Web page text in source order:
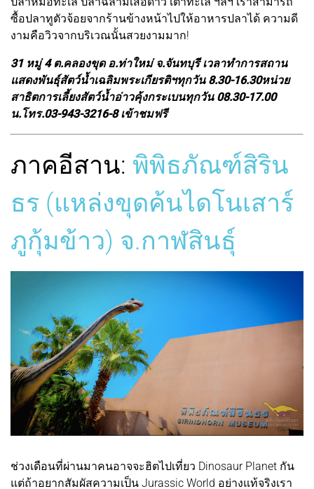
ซื้อปลาทูตัวจ้อยจากร้านข้างหน้าไปให้อาหารปลาได้ ความดี
งามคือวิวจากบริเวณนั้นสวยงามมาก!
31 หมู่ 4 ต.คลองขุด อ.ท่าใหม่ จ.จันทบุรี เวลาทำการสถาน
แสดงพันธุ์สัตว์น้ำเฉลิมพระเกียรติฯทุกวัน 8.30-16.30หน่วย
สาธิตการเลี้ยงสัตว์น้ำอ่าวคุ้งกระเบนทุกวัน 08.30-17.00
น.โทร.03-943-3216-8 เข้าชมฟรี
ภาคอีสาน: พิพิธภัณฑ์สิริน
ธร (แหล่งขุดค้นไดโนเสาร์
ภูกุ้มข้าว) จ.กาฬสินธุ์
ช่วงเดือนที่ผ่านมาคนอาจจะฮิตไปเที่ยว Dinosaur Planet กัน
แต่ถ้าอยากสัมผัสความเป็น Jurassic World อย่างแท้จริงเรา